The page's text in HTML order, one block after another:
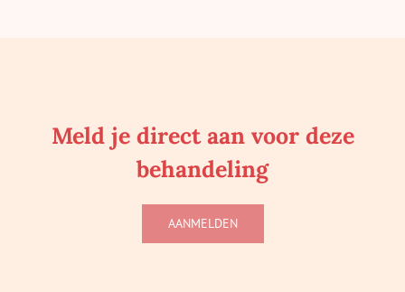
Meld je direct aan voor deze
behandeling
AANMELDEN